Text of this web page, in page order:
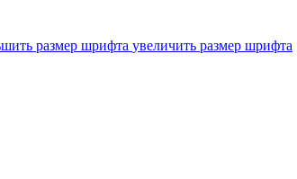
увеличить размер шрифта